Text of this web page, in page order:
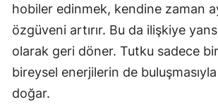
hobiler edinmek, kendine zaman
özgüveni artırır. Bu da ilişkiye
olarak geri döner. Tutku sadece
bireysel enerjilerin de
doğar.